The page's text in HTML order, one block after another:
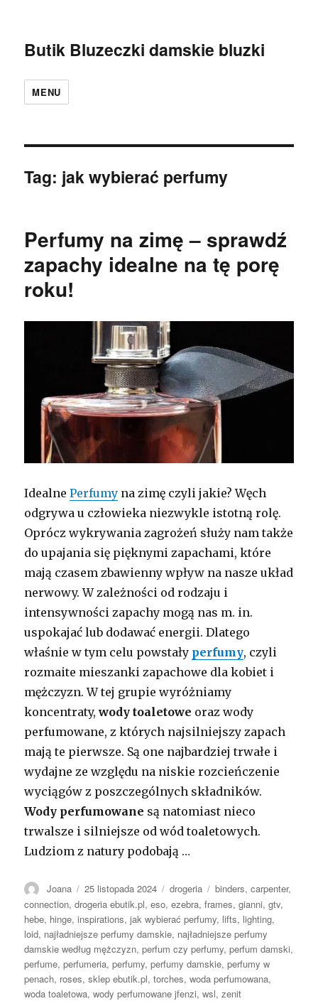
Butik Bluzeczki damskie bluzki
MENU
Tag: jak wybierać perfumy
Perfumy na zimę – sprawdź
zapachy idealne na tę porę
roku!
IdealnePerfumy na zimę czyli jakie? Węch
odgrywa u człowieka niezwykle istotną rolę.
Oprócz wykrywania zagrożeń służy nam także
do upajania się pięknymi zapachami, które
mają czasem zbawienny wpływ na nasze układ
nerwowy. W zależności od rodzaju i
intensywności zapachy mogą nas m. in.
uspokajać lub dodawać energii. Dlatego
właśnie w tym celu powstały perfumy, czyli
rozmaite mieszanki zapachowe dla kobiet i
mężczyzn. W tej grupie wyróżniamy
koncentraty,wody toaletowe oraz wody
perfumowane, z których najsilniejszy zapach
mają te pierwsze. Są one najbardziej trwałe i
wydajne ze względu na niskie rozcieńczenie
wyciągów z poszczególnych składników.
Wody perfumowane są natomiast nieco
trwalsze i silniejsze od wód toaletowych.
Ludziom z natury podobają …
Autor
Joana Opublikowano
25 listopada 2024 Kategorie
drogeria Tagi
binders,carpenter,
connection,drogeria ebutik.pl,eso,ezebra,frames,gianni,gtv,
hebe, hinge,inspirations,jak wybierać perfumy, lifts, lighting,
loid, najładniejsze perfumy damskie, najładniejsze perfumy
damskie według mężczyzn,perfum czy perfumy,perfum damski,
perfume,perfumeria,perfumy,perfumy damskie,perfumy w
penach, roses,sklep ebutik.pl,torches,woda perfumowana,
woda toaletowa,wody perfumowane jfenzi,wsl,zenit